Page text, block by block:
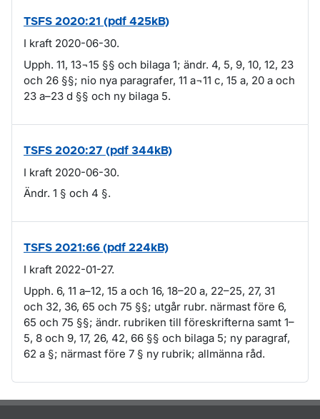
TSFS 2020:21 (pdf 425kB)
I kraft 2020-06-30.
Upph. 11, 13¬15 §§ och bilaga 1; ändr. 4, 5, 9, 10, 12, 23
och 26 §§; nio nya paragrafer, 11 a¬11 c, 15 a, 20 a och
23 a–23 d §§ och ny bilaga 5.
TSFS 2020:27 (pdf 344kB)
I kraft 2020-06-30.
Ändr. 1 § och 4 §.
TSFS 2021:66 (pdf 224kB)
I kraft 2022-01-27.
Upph. 6, 11 a–12, 15 a och 16, 18–20 a, 22–25, 27, 31
och 32, 36, 65 och 75 §§; utgår rubr. närmast före 6,
65 och 75 §§; ändr. rubriken till föreskrifterna samt 1–
5, 8 och 9, 17, 26, 42, 66 §§ och bilaga 5; ny paragraf,
62 a §; närmast före 7 § ny rubrik; allmänna råd.
Om sidan